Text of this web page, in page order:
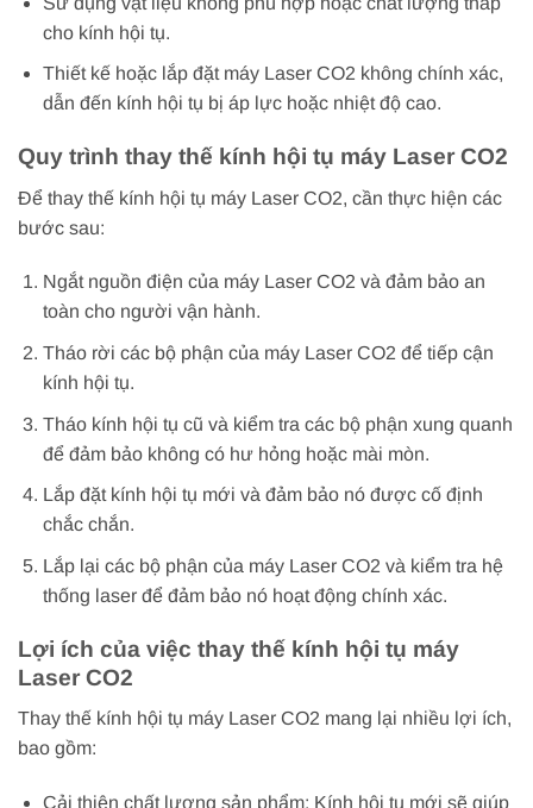
cho kính hội tụ.
Thiết kế hoặc lắp đặt máy Laser CO2 không chính xác,
dẫn đến kính hội tụ bị áp lực hoặc nhiệt độ cao.
Quy trình thay thế kính hội tụ máy Laser CO2
Để thay thế kính hội tụ máy Laser CO2, cần thực hiện các
bước sau:
Ngắt nguồn điện của máy Laser CO2 và đảm bảo an
toàn cho người vận hành.
Tháo rời các bộ phận của máy Laser CO2 để tiếp cận
kính hội tụ.
Tháo kính hội tụ cũ và kiểm tra các bộ phận xung quanh
để đảm bảo không có hư hỏng hoặc mài mòn.
Lắp đặt kính hội tụ mới và đảm bảo nó được cố định
chắc chắn.
Lắp lại các bộ phận của máy Laser CO2 và kiểm tra hệ
thống laser để đảm bảo nó hoạt động chính xác.
Lợi ích của việc thay thế kính hội tụ máy
Laser CO2
Thay thế kính hội tụ máy Laser CO2 mang lại nhiều lợi ích,
bao gồm:
Cải thiện chất lượng sản phẩm: Kính hội tụ mới sẽ giúp